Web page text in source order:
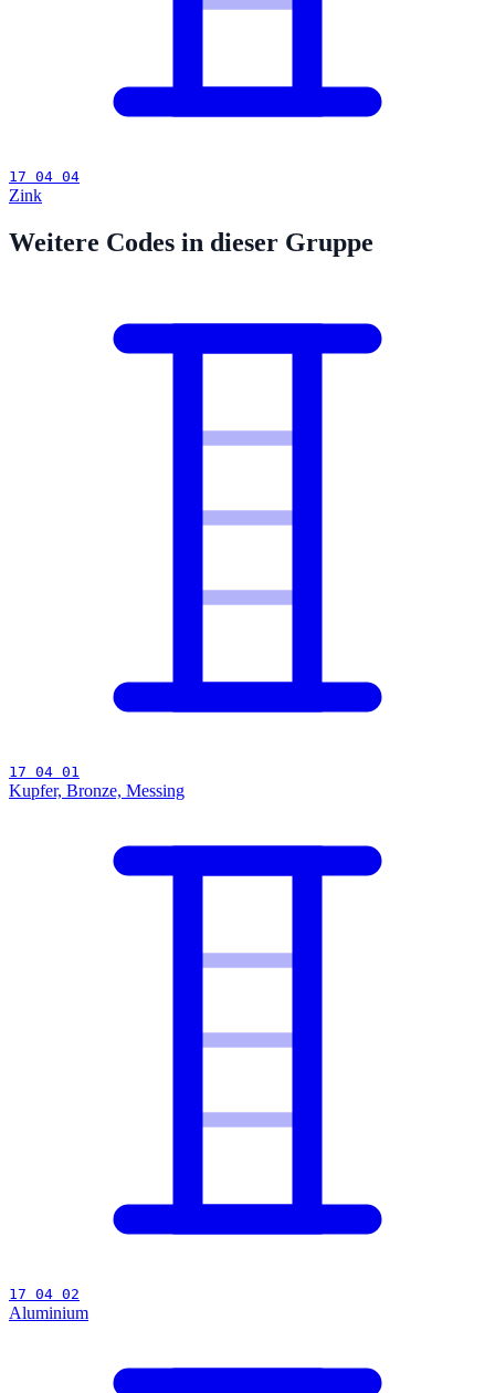
17 04 04
Zink
Weitere Codes in dieser Gruppe
17 04 01
Kupfer, Bronze, Messing
17 04 02
Aluminium